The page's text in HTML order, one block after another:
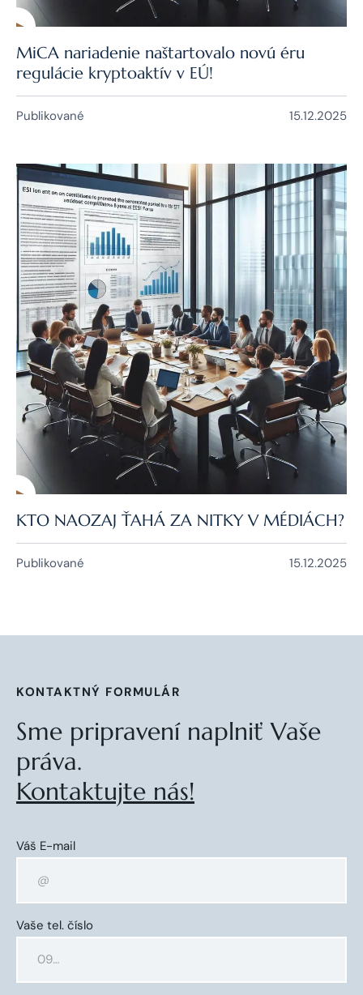
MiCA nariadenie naštartovalo novú éru
regulácie kryptoaktív v EÚ!
Publikované 15.12.2025
KTO NAOZAJ ŤAHÁ ZA NITKY V MÉDIÁCH?
Publikované 15.12.2025
KONTAKTNÝ FORMULÁR
Sme pripravení naplniť Vaše
práva.
Kontaktujte nás!
Váš E-mail
Vaše tel. číslo